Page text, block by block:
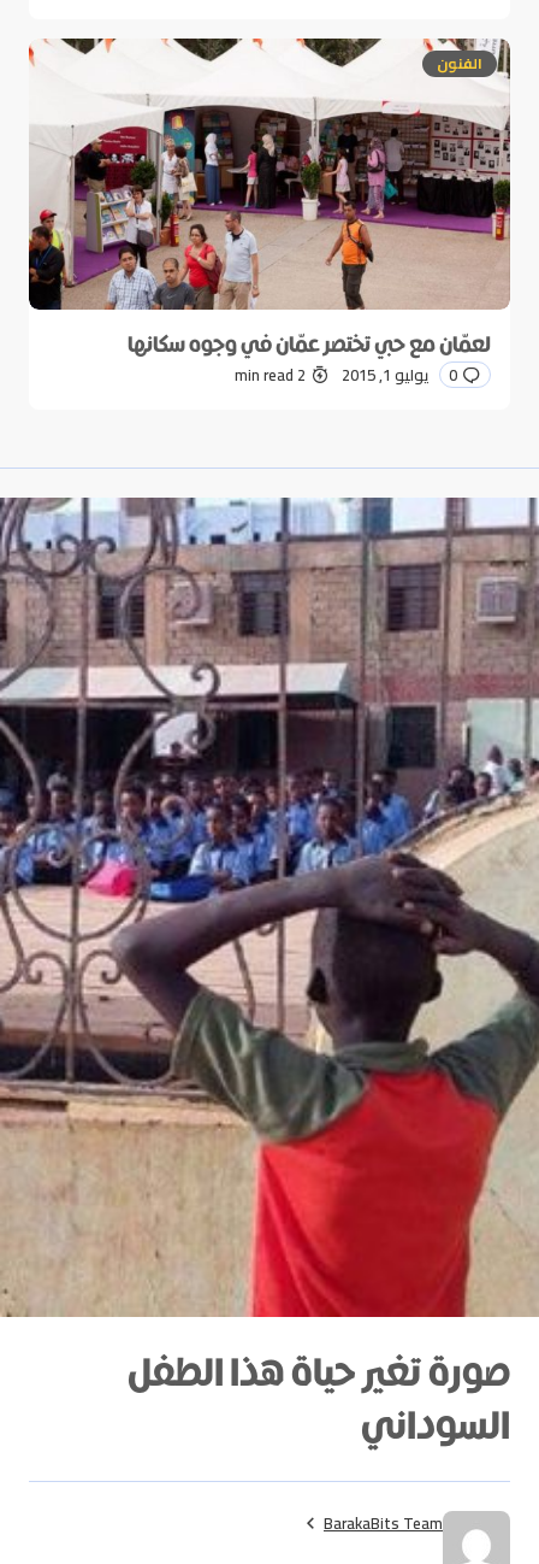
الفنون
لعمّان مع حبي تختصر عمّان في وجوه سكانها
0 يوليو 1, 2015 2 min read
صورة تغير حياة هذا الطفل
السوداني
BarakaBits Team